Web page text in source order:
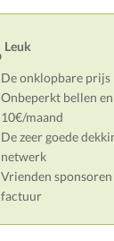
Leuk
De onklopbare prijs
Onbeperkt bellen
10€/maand
De zeer goede
netwerk
Vrienden
factuur